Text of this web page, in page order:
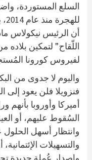
أن الرئيس نيكولاس
اللّقاح” لتمكين بلاده
لفيروس كورونا
واليوم لا جدوى من
فنزويلا فلن يعود
أميركا وأوروبا
السُقوط عليهم، أو
وانتظار أسهل الحلول
والتسهيلات الإئتمانية،